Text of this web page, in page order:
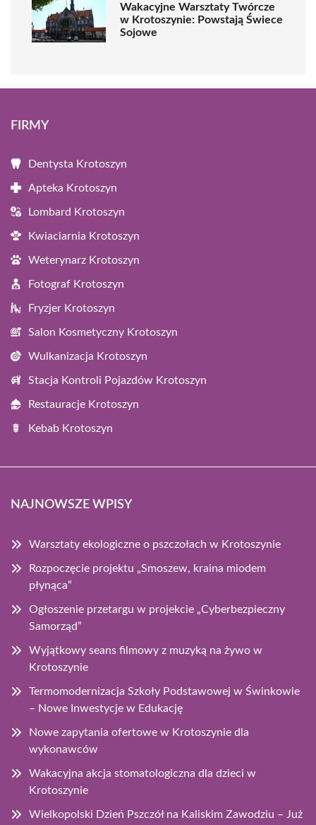
Wakacyjne Warsztaty Twórcze
w Krotoszynie: Powstają Świece
Sojowe
FIRMY
Dentysta Krotoszyn
Apteka Krotoszyn
Lombard Krotoszyn
Kwiaciarnia Krotoszyn
Weterynarz Krotoszyn
Fotograf Krotoszyn
Fryzjer Krotoszyn
Salon Kosmetyczny Krotoszyn
Wulkanizacja Krotoszyn
Stacja Kontroli Pojazdów Krotoszyn
Restauracje Krotoszyn
Kebab Krotoszyn
NAJNOWSZE WPISY
Warsztaty ekologiczne o pszczołach w Krotoszynie
Rozpoczęcie projektu „Smoszew, kraina miodem
płynąca”
Ogłoszenie przetargu w projekcie „Cyberbezpieczny
Samorząd”
Wyjątkowy seans filmowy z muzyką na żywo w
Krotoszynie
Termomodernizacja Szkoły Podstawowej w Świnkowie
– Nowe Inwestycje w Edukację
Nowe zapytania ofertowe w Krotoszynie dla
wykonawców
Wakacyjna akcja stomatologiczna dla dzieci w
Krotoszynie
Wielkopolski Dzień Pszczół na Kaliskim Zawodziu – Już